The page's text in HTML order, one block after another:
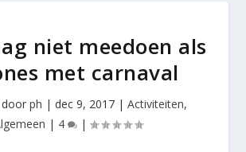
niet meedoen als
met carnaval
ph | dec 9, 2017| Activiteiten,
| 4 |